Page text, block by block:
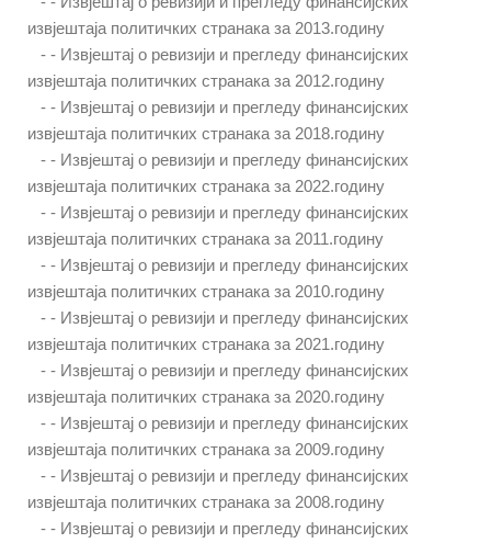
извјештаја политичких странака за 2013.годину
- - Извјештај о ревизији и прегледу финансијских
извјештаја политичких странака за 2012.годину
- - Извјештај о ревизији и прегледу финансијских
извјештаја политичких странака за 2018.годину
- - Извјештај о ревизији и прегледу финансијских
извјештаја политичких странака за 2022.годину
- - Извјештај о ревизији и прегледу финансијских
извјештаја политичких странака за 2011.годину
- - Извјештај о ревизији и прегледу финансијских
извјештаја политичких странака за 2010.годину
- - Извјештај о ревизији и прегледу финансијских
извјештаја политичких странака за 2021.годину
- - Извјештај о ревизији и прегледу финансијских
извјештаја политичких странака за 2020.годину
- - Извјештај о ревизији и прегледу финансијских
извјештаја политичких странака за 2009.годину
- - Извјештај о ревизији и прегледу финансијских
извјештаја политичких странака за 2008.годину
- - Извјештај о ревизији и прегледу финансијских